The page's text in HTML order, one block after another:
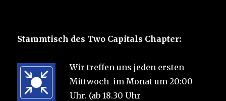
Stammtisch des Two Capitals Chapter:
Wir treffen uns jeden ersten
Mittwoch im Monat um 20:00
Uhr. (ab 18.30 Uhr